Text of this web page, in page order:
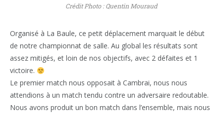
Crédit Photo : Quentin Mouraud
Organisé à La Baule, ce petit déplacement marquait le début
de notre championnat de salle. Au global les résultats sont
assez mitigés, et loin de nos objectifs, avec 2 défaites et 1
victoire.
Le premier match nous opposait à Cambrai, nous nous
attendions à un match tendu contre un adversaire redoutable.
Nous avons produit un bon match dans l’ensemble, mais nous